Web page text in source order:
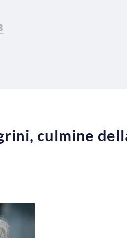
culmine